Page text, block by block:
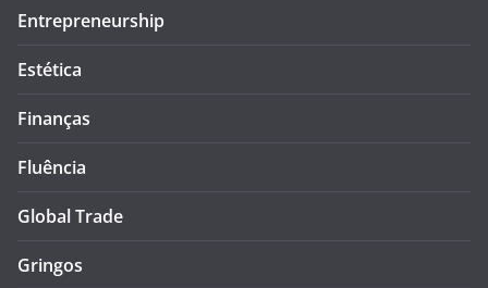
Entrepreneurship
Estética
Finanças
Fluência
Global Trade
Gringos